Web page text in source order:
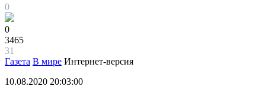
0
0
3465
31
Газета В мире Интернет-версия
10.08.2020 20:03:00